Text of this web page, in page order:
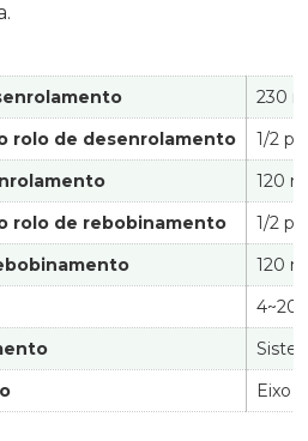
230
rolo de desenrolamento
1/2
120
rolo de rebobinamento
1/2
120
Eixo